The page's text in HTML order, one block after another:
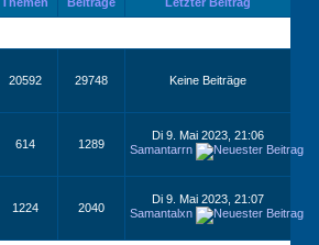
20592 29748 Keine Beiträge
614 1289
Di 9. Mai 2023, 21:06
Samantarrn
1224 2040
Di 9. Mai 2023, 21:07
Samantalxn